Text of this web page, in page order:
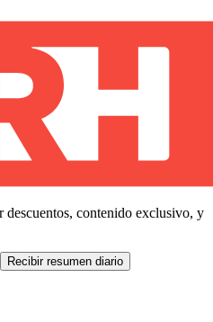
descuentos, contenido exclusivo, y
Recibir resumen diario